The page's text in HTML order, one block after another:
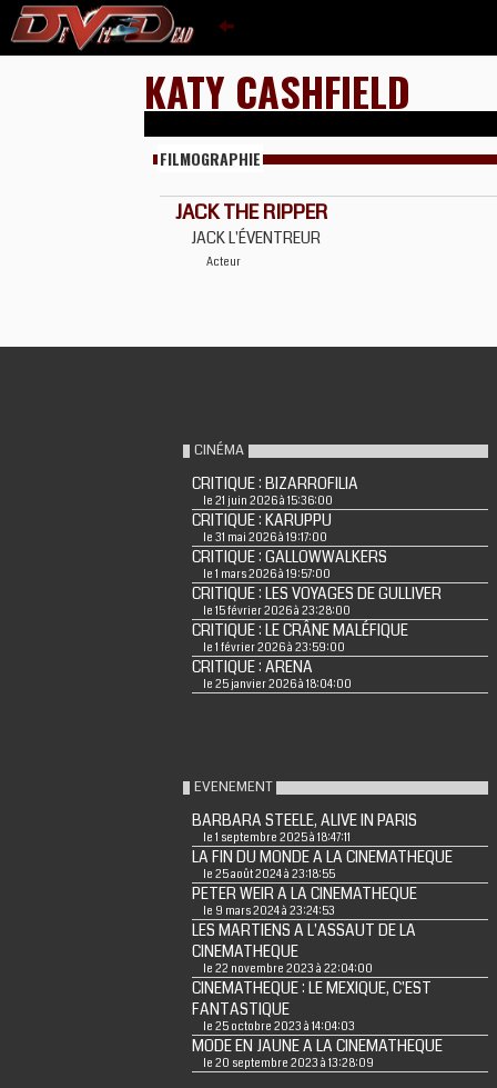
KATY CASHFIELD
FILMOGRAPHIE
JACK THE RIPPER
JACK L'ÉVENTREUR
Acteur
CINÉMA
CRITIQUE : BIZARROFILIA
le 21 juin 2026 à 15:36:00
CRITIQUE : KARUPPU
le 31 mai 2026 à 19:17:00
CRITIQUE : GALLOWWALKERS
le 1 mars 2026 à 19:57:00
CRITIQUE : LES VOYAGES DE GULLIVER
le 15 février 2026 à 23:28:00
CRITIQUE : LE CRÂNE MALÉFIQUE
le 1 février 2026 à 23:59:00
CRITIQUE : ARENA
le 25 janvier 2026 à 18:04:00
EVENEMENT
BARBARA STEELE, ALIVE IN PARIS
le 1 septembre 2025 à 18:47:11
LA FIN DU MONDE A LA CINEMATHEQUE
le 25 août 2024 à 23:18:55
PETER WEIR A LA CINEMATHEQUE
le 9 mars 2024 à 23:24:53
LES MARTIENS A L'ASSAUT DE LA
CINEMATHEQUE
le 22 novembre 2023 à 22:04:00
CINEMATHEQUE : LE MEXIQUE, C'EST
FANTASTIQUE
le 25 octobre 2023 à 14:04:03
MODE EN JAUNE A LA CINEMATHEQUE
le 20 septembre 2023 à 13:28:09